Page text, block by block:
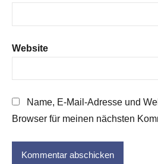
Website
Name, E-Mail-Adresse und
Browser für meinen nächsten